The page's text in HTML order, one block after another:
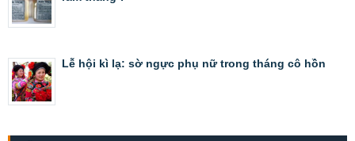
Lễ hội kì lạ: sờ ngực phụ nữ trong tháng cô hồn